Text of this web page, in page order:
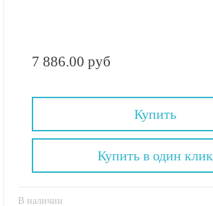
7 886.00 руб
Купить
В наличии
Купить в один клик